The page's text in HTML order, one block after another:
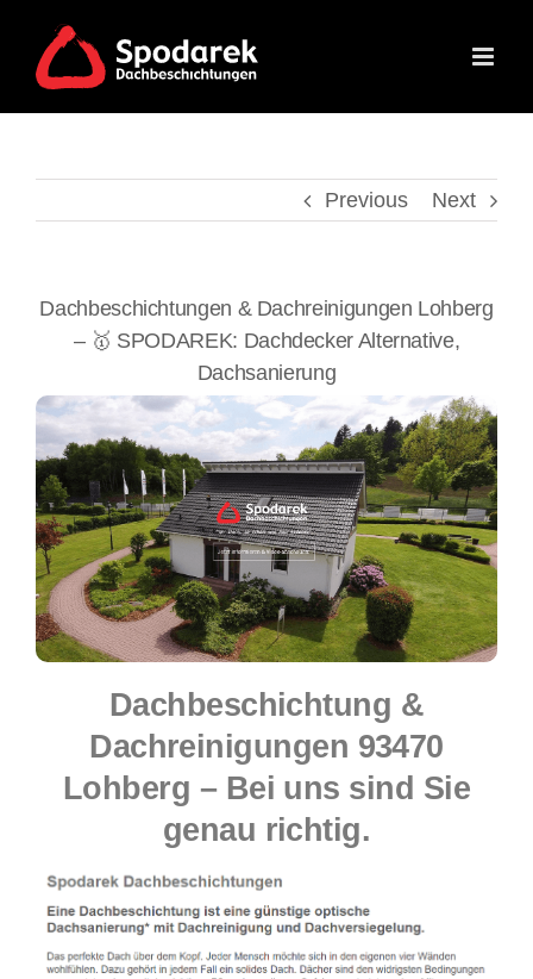
content
Previous Next
Dachbeschichtungen & Dachreinigungen Lohberg
– 🥇 SPODAREK: Dachdecker Alternative,
Dachsanierung
Dachbeschichtung &
Dachreinigungen 93470
Lohberg – Bei uns sind Sie
genau richtig.